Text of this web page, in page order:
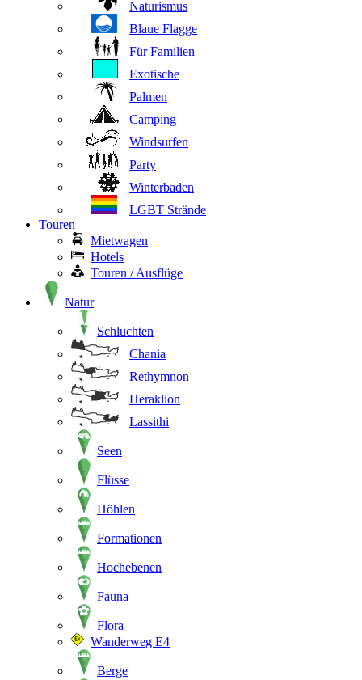
Naturismus
Blaue Flagge
Für Familien
Exotische
Palmen
Camping
Windsurfen
Party
Winterbaden
LGBT Strände
Touren
Mietwagen
Hotels
Touren / Ausflüge
Natur
Schluchten
Chania
Rethymnon
Heraklion
Lassithi
Seen
Flüsse
Höhlen
Formationen
Hochebenen
Fauna
Flora
Wanderweg E4
Berge